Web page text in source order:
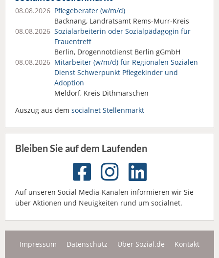
08.08.2026 Pflegeberater (w/m/d)
Backnang, Landratsamt Rems-Murr-Kreis
08.08.2026 Sozialarbeiterin oder Sozialpädagogin für
Frauentreff
Berlin, Drogennotdienst Berlin gGmbH
08.08.2026 Mitarbeiter (w/m/d) für Regionalen Sozialen
Dienst Schwerpunkt Pflegekinder und
Adoption
Meldorf, Kreis Dithmarschen
Auszug aus dem socialnet Stellenmarkt
Bleiben Sie auf dem Laufenden
Auf unseren Social Media-Kanälen informieren wir Sie
über Aktionen und Neuigkeiten rund um socialnet.
Impressum Datenschutz Über Sozial.de Kontakt